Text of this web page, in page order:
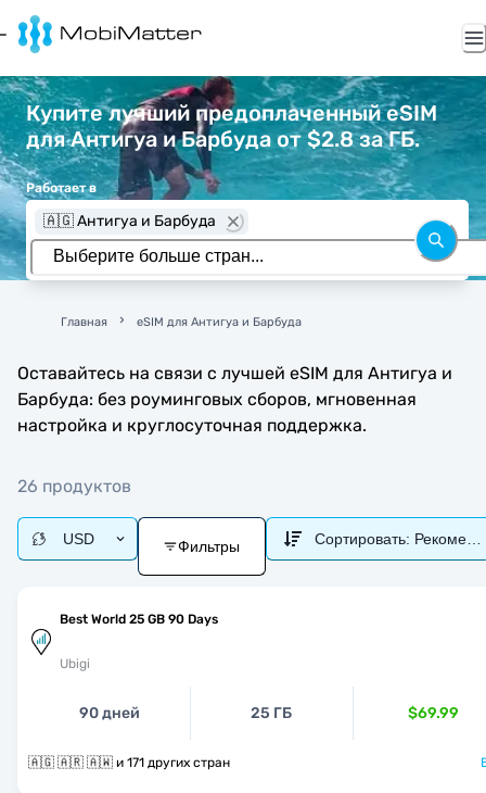
Купите лучший предоплаченный eSIM
для Антигуа и Барбуда от $2.8 за ГБ.
Работает в
🇦🇬 Антигуа и Барбуда
Главная eSIM для Антигуа и Барбуда
Оставайтесь на связи с лучшей eSIM для Антигуа и
Барбуда: без роуминговых сборов, мгновенная
настройка и круглосуточная поддержка.
26 продуктов
USD Фильтры Сортировать:
Best World 25 GB 90 Days
Ubigi
90 дней 25 ГБ $69.99
🇦🇬 🇦🇷 🇦🇼 и 171 других стран